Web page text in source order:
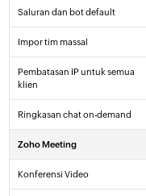
Saluran dan bot default
Impor tim massal
Pembatasan IP untuk semua
klien
Ringkasan chat on-demand
Zoho Meeting
Konferensi Video